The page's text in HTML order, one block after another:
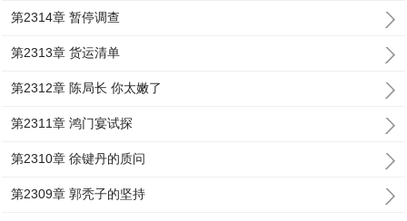
第2314章 暂停调查
第2313章 货运清单
第2312章 陈局长 你太嫩了
第2311章 鸿门宴试探
第2310章 徐键丹的质问
第2309章 郭秃子的坚持